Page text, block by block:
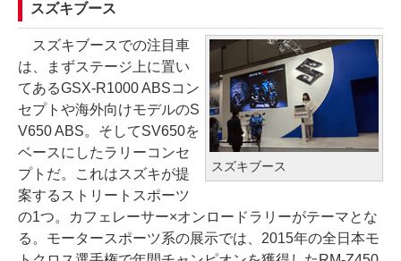
スズキブース
スズキブース
スズキブースでの注目車
は、まずステージ上に置い
てあるGSX-R1000 ABSコン
セプトや海外向けモデルのS
V650 ABS。そしてSV650を
ベースにしたラリーコンセ
プトだ。これはスズキが提
案するストリートスポーツ
の1つ。カフェレーサー×オンロードラリーがテーマとな
る。モータースポーツ系の展示では、2015年の全日本モ